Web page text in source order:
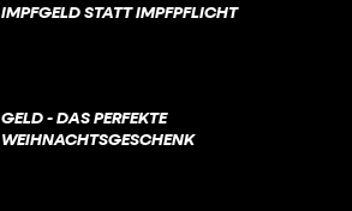
IMPFGELD STATT IMPFPFLICHT
GELD - DAS PERFEKTE
WEIHNACHTSGESCHENK